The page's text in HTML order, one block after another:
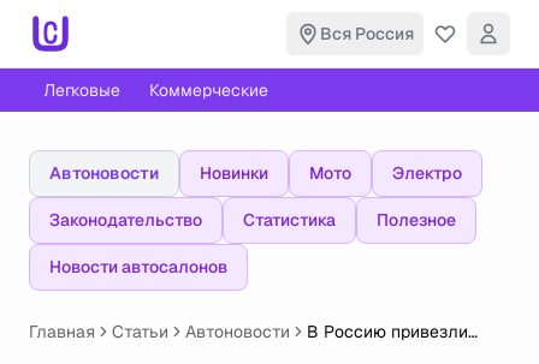
Вся Россия
Легковые Коммерческие
Автоновости Новинки Мото Электро
Законодательство Статистика Полезное
Новости автосалонов
Главная Статьи Автоновости
В Россию привезли